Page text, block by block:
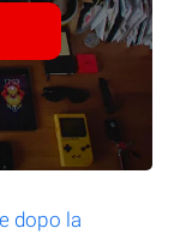
dopo la